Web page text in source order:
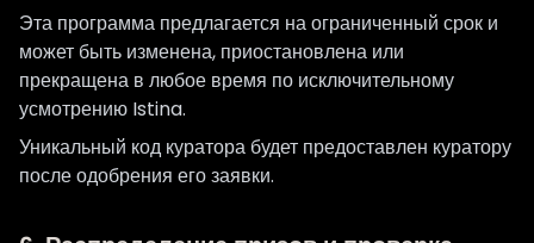
Эта программа предлагается на ограниченный срок и
может быть изменена, приостановлена или
прекращена в любое время по исключительному
усмотрению Istina.
Уникальный код куратора будет предоставлен куратору
после одобрения его заявки.